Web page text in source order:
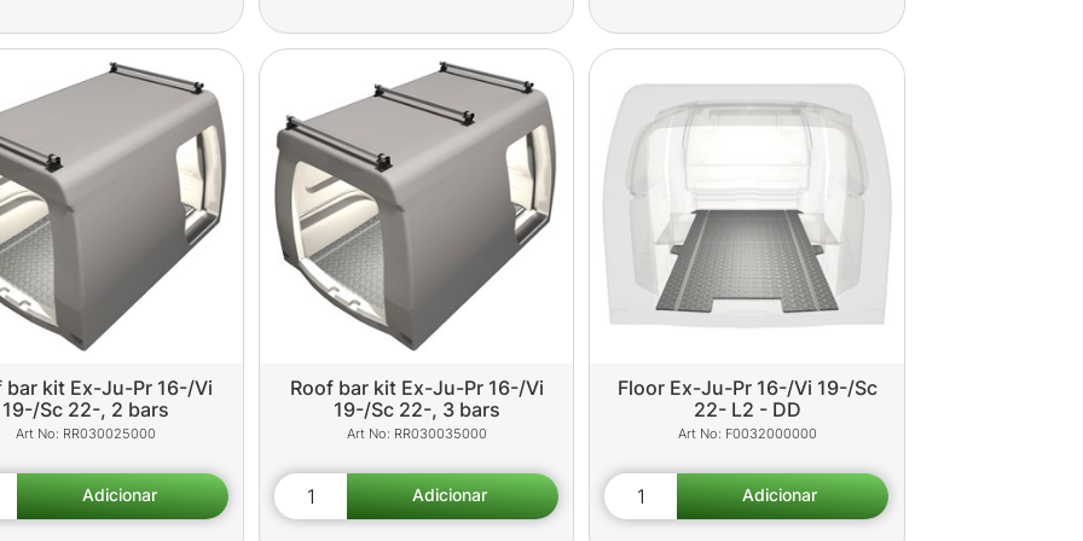
bar kit Ex-Ju-Pr 16-/Vi
19-/Sc 22-, 2 bars
RR030025000
Roof bar kit Ex-Ju-Pr 16-/Vi
19-/Sc 22-, 3 bars
RR030035000
Floor Ex-Ju-Pr 16-/Vi 19-/Sc
22- L2 - DD
F0032000000